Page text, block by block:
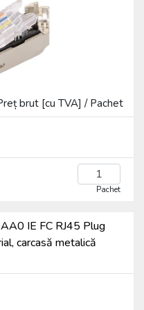
brut [cu TVA] / Pachet
Pachet
IE FC RJ45 Plug
carcasă metalică